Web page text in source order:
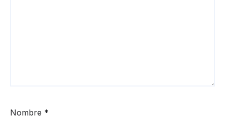
Nombre *